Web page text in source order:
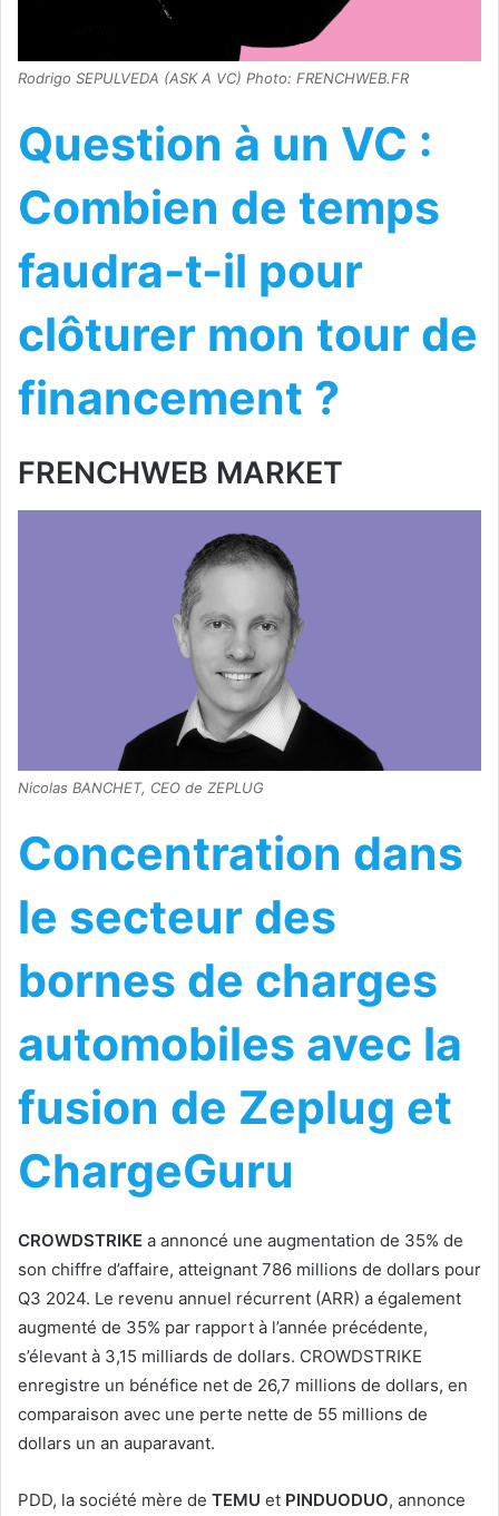
Rodrigo SEPULVEDA (ASK A VC) Photo: FRENCHWEB.FR
Question à un VC :
Combien de temps
faudra-t-il pour
clôturer mon tour de
financement ?
FRENCHWEB MARKET
Nicolas BANCHET, CEO de ZEPLUG
Concentration dans
le secteur des
bornes de charges
automobiles avec la
fusion de Zeplug et
ChargeGuru
CROWDSTRIKE a annoncé une augmentation de 35% de
son chiffre d’affaire, atteignant 786 millions de dollars pour
Q3 2024. Le revenu annuel récurrent (ARR) a également
augmenté de 35% par rapport à l’année précédente,
s’élevant à 3,15 milliards de dollars. CROWDSTRIKE
enregistre un bénéfice net de 26,7 millions de dollars, en
comparaison avec une perte nette de 55 millions de
dollars un an auparavant.
PDD, la société mère de TEMU et PINDUODUO, annonce